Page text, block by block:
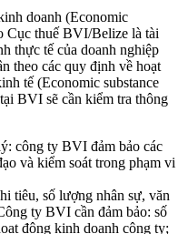
doanh (Economic
Cục thuế BVI/Belize là tài
thực tế của doanh nghiệp
theo các quy định về hoạt
tế (Economic substance
BVI sẽ cần kiểm tra thông
công ty BVI đảm bảo các
và kiểm soát trong phạm vi
tiêu, số lượng nhân sự, văn
ty BVI cần đảm bảo: số
động kinh doanh công ty;